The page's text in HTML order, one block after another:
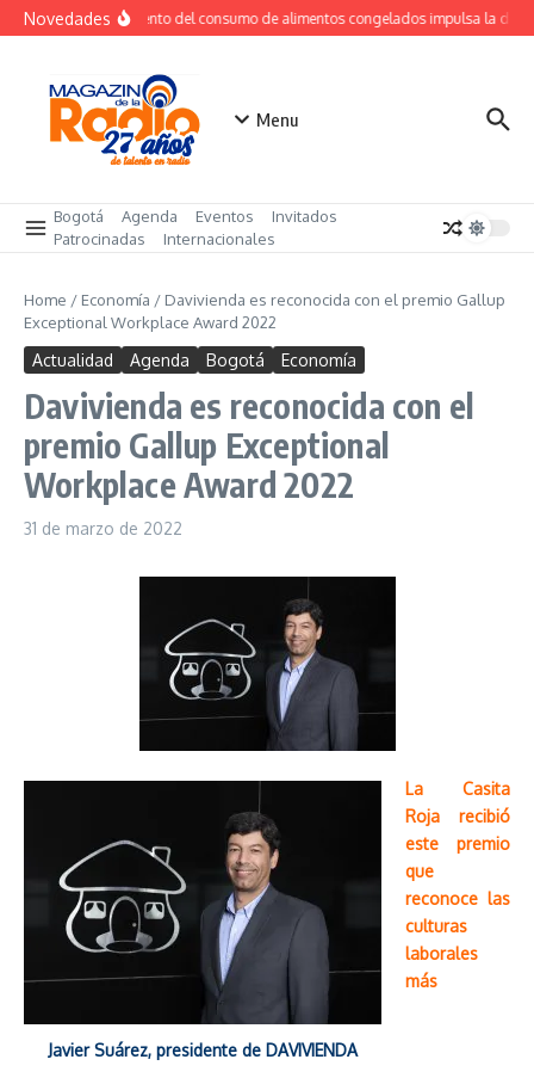
Saltar al contenido
NovedadesCrecimiento del consumo de alimentos congelados impulsa la
Menu
Bogotá Agenda Eventos
Invitados
Patrocinadas
Internacionales
Home / Economía / Davivienda es reconocida con el premio Gallup
Exceptional Workplace Award 2022
Actualidad Agenda Bogotá Economía
Davivienda es reconocida con el
premio Gallup Exceptional
Workplace Award 2022
31 de marzo de 2022
Javier Suárez, presidente de DAVIVIENDA
La Casita
Roja recibió
este premio
que
reconoce las
culturas
laborales
más